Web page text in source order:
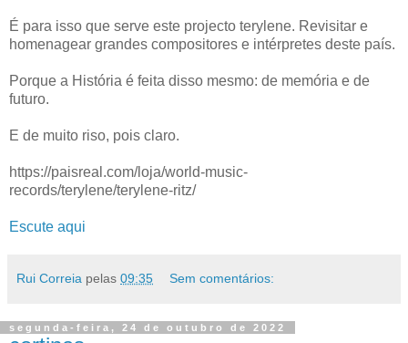
É para isso que serve este projecto terylene. Revisitar e
homenagear grandes compositores e intérpretes deste país.
Porque a História é feita disso mesmo: de memória e de
futuro.
E de muito riso, pois claro.
https://paisreal.com/loja/world-music-
records/terylene/terylene-ritz/
Escute aqui
Rui Correia pelas 09:35 Sem comentários:
segunda-feira, 24 de outubro de 2022